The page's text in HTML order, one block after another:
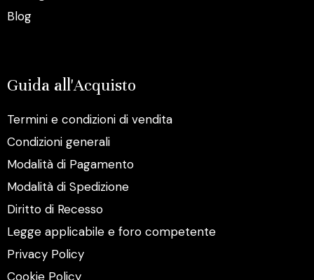
Blog
Guida all'Acquisto
Termini e condizioni di vendita
Condizioni generali
Modalità di Pagamento
Modalità di Spedizione
Diritto di Recesso
Legge applicabile e foro competente
Privacy Policy
Cookie Policy